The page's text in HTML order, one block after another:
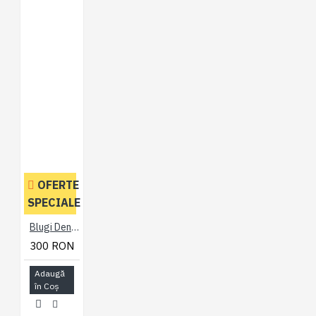
OFERTE
SPECIALE
Blugi Denim Regular Fit Strech Negru - JEANS REGULAR FIT STRETCH BLACK - 2XL 3XL 4XL 5XL 6XL 7XL
300 RON
Adaugă
în Coş